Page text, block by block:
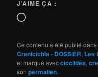
J’AIME ÇA :
Chargement…
Ce contenu a été publié
Crenicichla - DOSSIER, Les
et marqué aveccicclidés,
sonpermalien.